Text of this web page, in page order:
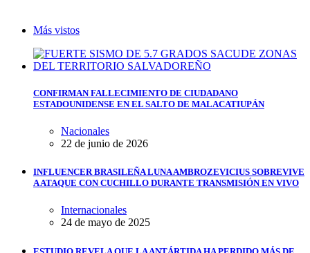
Más vistos
CONFIRMAN FALLECIMIENTO DE CIUDADANO
ESTADOUNIDENSE EN EL SALTO DE MALACATIUPÁN
Nacionales
22 de junio de 2026
INFLUENCER BRASILEÑA LUNA AMBROZEVICIUS SOBREVIVE
A ATAQUE CON CUCHILLO DURANTE TRANSMISIÓN EN VIVO
Internacionales
24 de mayo de 2025